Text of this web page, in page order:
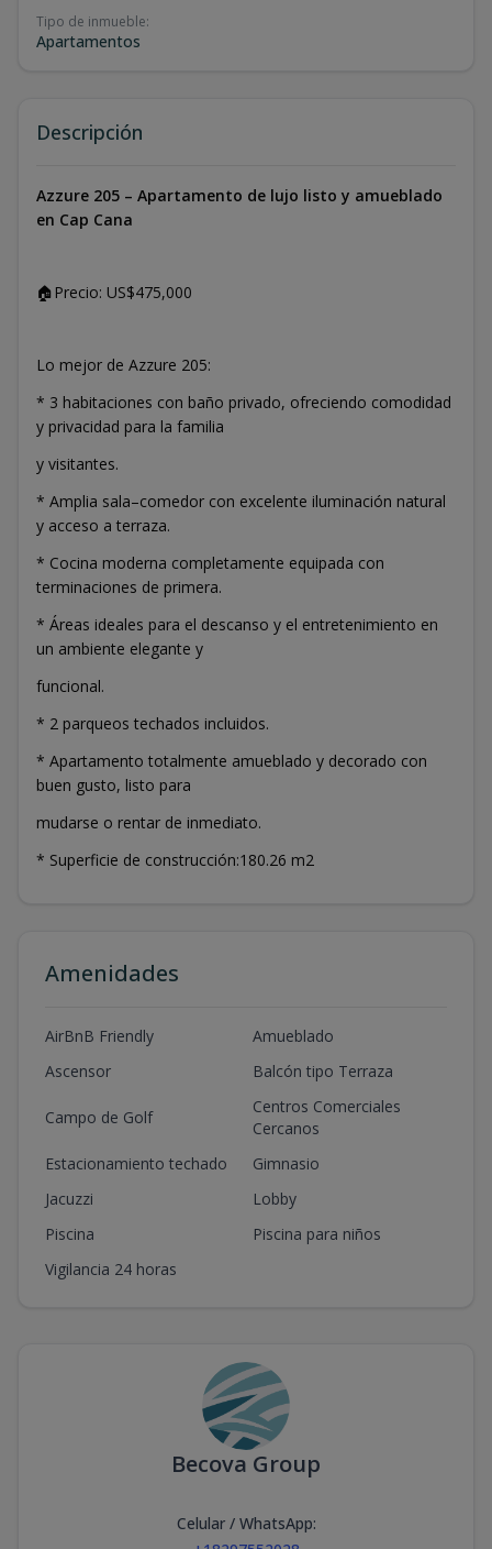
Tipo de inmueble:
Apartamentos
Descripción
Azzure 205 – Apartamento de lujo listo y amueblado
en Cap Cana
🏠Precio: US$475,000
Lo mejor de Azzure 205:
* 3 habitaciones con baño privado, ofreciendo comodidad
y privacidad para la familia
y visitantes.
* Amplia sala–comedor con excelente iluminación natural
y acceso a terraza.
* Cocina moderna completamente equipada con
terminaciones de primera.
* Áreas ideales para el descanso y el entretenimiento en
un ambiente elegante y
funcional.
* 2 parqueos techados incluidos.
* Apartamento totalmente amueblado y decorado con
buen gusto, listo para
mudarse o rentar de inmediato.
* Superficie de construcción:180.26 m2
Amenidades
AirBnB Friendly
Amueblado
Ascensor
Balcón tipo Terraza
Campo de Golf
Centros Comerciales
Cercanos
Estacionamiento techado
Gimnasio
Jacuzzi
Lobby
Piscina
Piscina para niños
Vigilancia 24 horas
Becova Group
Celular / WhatsApp: